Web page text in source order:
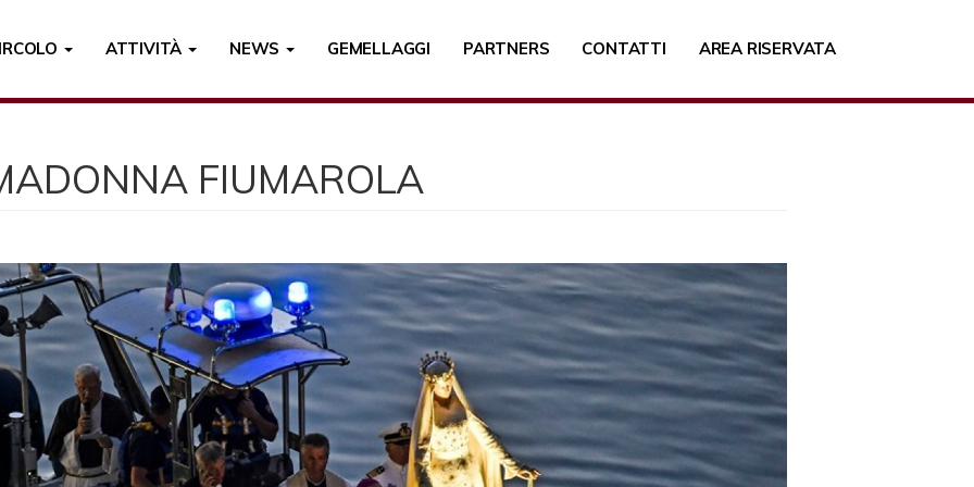
ATTIVITÀ NEWS GEMELLAGGI PARTNERS CONTATTI AREA RISERVATA
FIUMAROLA